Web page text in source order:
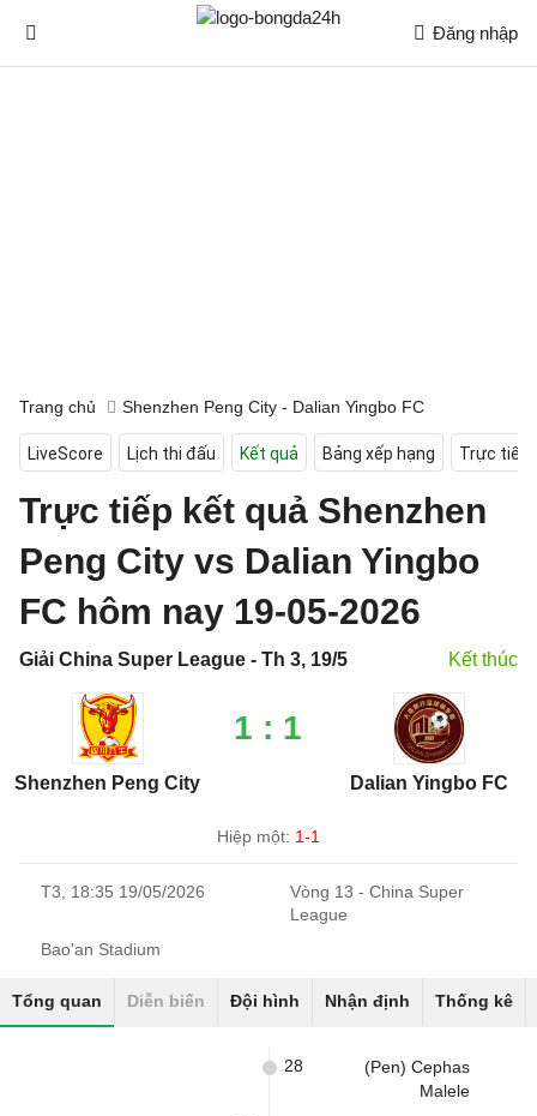
Đăng nhập
Trang chủ Shenzhen Peng City - Dalian Yingbo FC
LiveScore Lịch thi đấu Kết quả Bảng xếp hạng Trực tiếp
Trực tiếp kết quả Shenzhen
Peng City vs Dalian Yingbo
FC hôm nay 19-05-2026
Giải China Super League - Th 3, 19/5 Kết thúc
Shenzhen Peng City
1 : 1
Dalian Yingbo FC
Hiệp một: 1-1
T3, 18:35 19/05/2026
Vòng 13 - China Super
League
Bao'an Stadium
Tổng quan Diễn biến Đội hình Nhận định Thống kê
(Pen) Cephas
Malele
28